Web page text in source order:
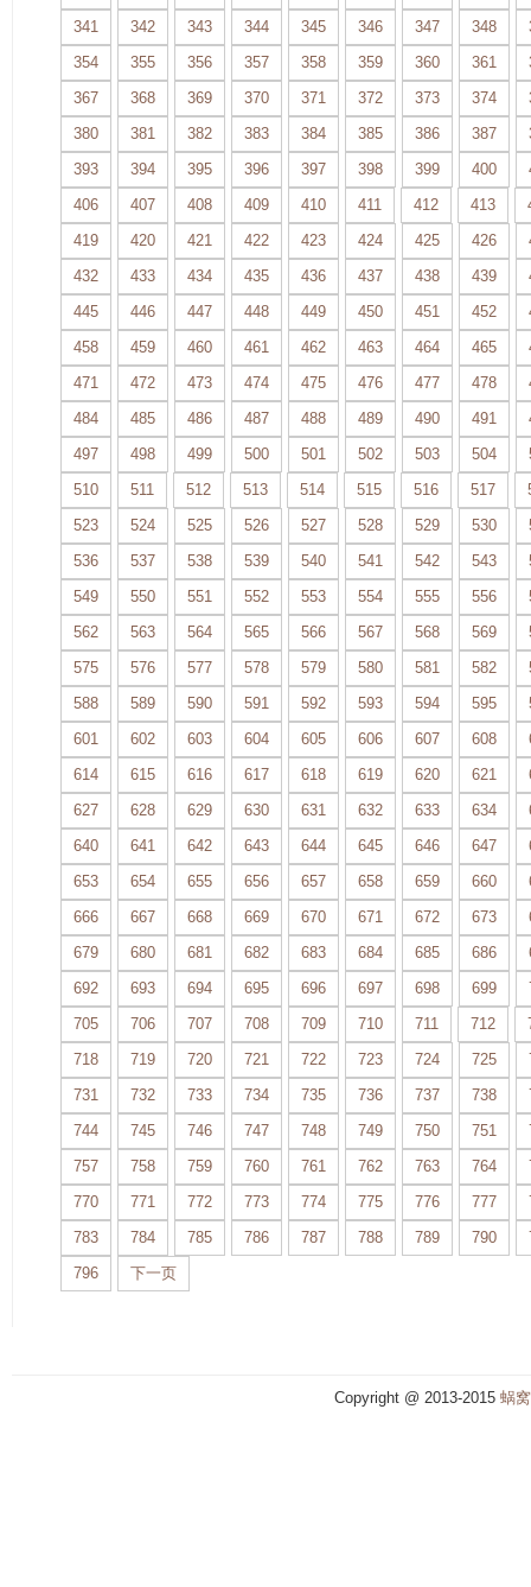
341 342 343 344 345 346 347 348
354
355 356 357 358 359 360 361
367
368 369 370 371 372 373 374
380
381 382 383 384 385 386 387
393
394 395 396 397 398 399 400
406
407 408 409 410 411 412 413
419
420 421 422 423 424 425 426
432
433 434 435 436 437 438 439
445
446 447 448 449 450 451 452
458
459 460 461 462 463 464 465
471
472 473 474 475 476 477 478
484
485 486 487 488 489 490 491
497
498 499 500 501 502 503 504
510
511 512 513 514 515 516 517
523
524 525 526 527 528 529 530
536
537 538 539 540 541 542 543
549
550 551 552 553 554 555 556
562
563 564 565 566 567 568 569
575
576 577 578 579 580 581 582
588
589 590 591 592 593 594 595
601
602 603 604 605 606 607 608
614
615 616 617 618 619 620 621
627
628 629 630 631 632 633 634
640
641 642 643 644 645 646 647
653
654 655 656 657 658 659 660
666
667 668 669 670 671 672 673
679
680 681 682 683 684 685 686
692
693 694 695 696 697 698 699
705
706 707 708 709 710 711 712
718
719 720 721 722 723 724 725
731
732 733 734 735 736 737 738
744
745 746 747 748 749 750 751
757
758 759 760 761 762 763 764
770
771 772 773 774 775 776 777
783
784 785 786 787 788 789 790
796
下一页
Copyright @ 2013-2015 蜗